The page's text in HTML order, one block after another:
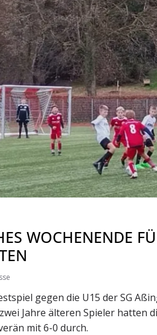
WOCHENENDE
gegen die U15 der SG
Jahre älteren Spieler hatten
mit 6-0 durch.